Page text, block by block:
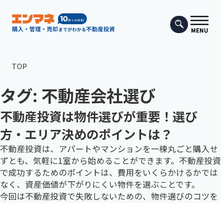
TOP
タグ: 不動産会社選び
不動産投資は物件選びが重要！選び
方・エリア決めのポイントは？
不動産投資は、アパートやマンションを一棟丸ごと購入せ
ずとも、気軽に1室から始めることができます。不動産投資
で成功するためのポイントは、費用をいくらかけるかでは
なく、資産価値が下がりにくい物件を選ぶことです。
今回は不動産投資で失敗しないための、物件選びのコツを